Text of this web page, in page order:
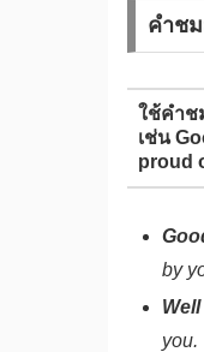
คำช
ใช้คำช
เช่น
proud
by
you.